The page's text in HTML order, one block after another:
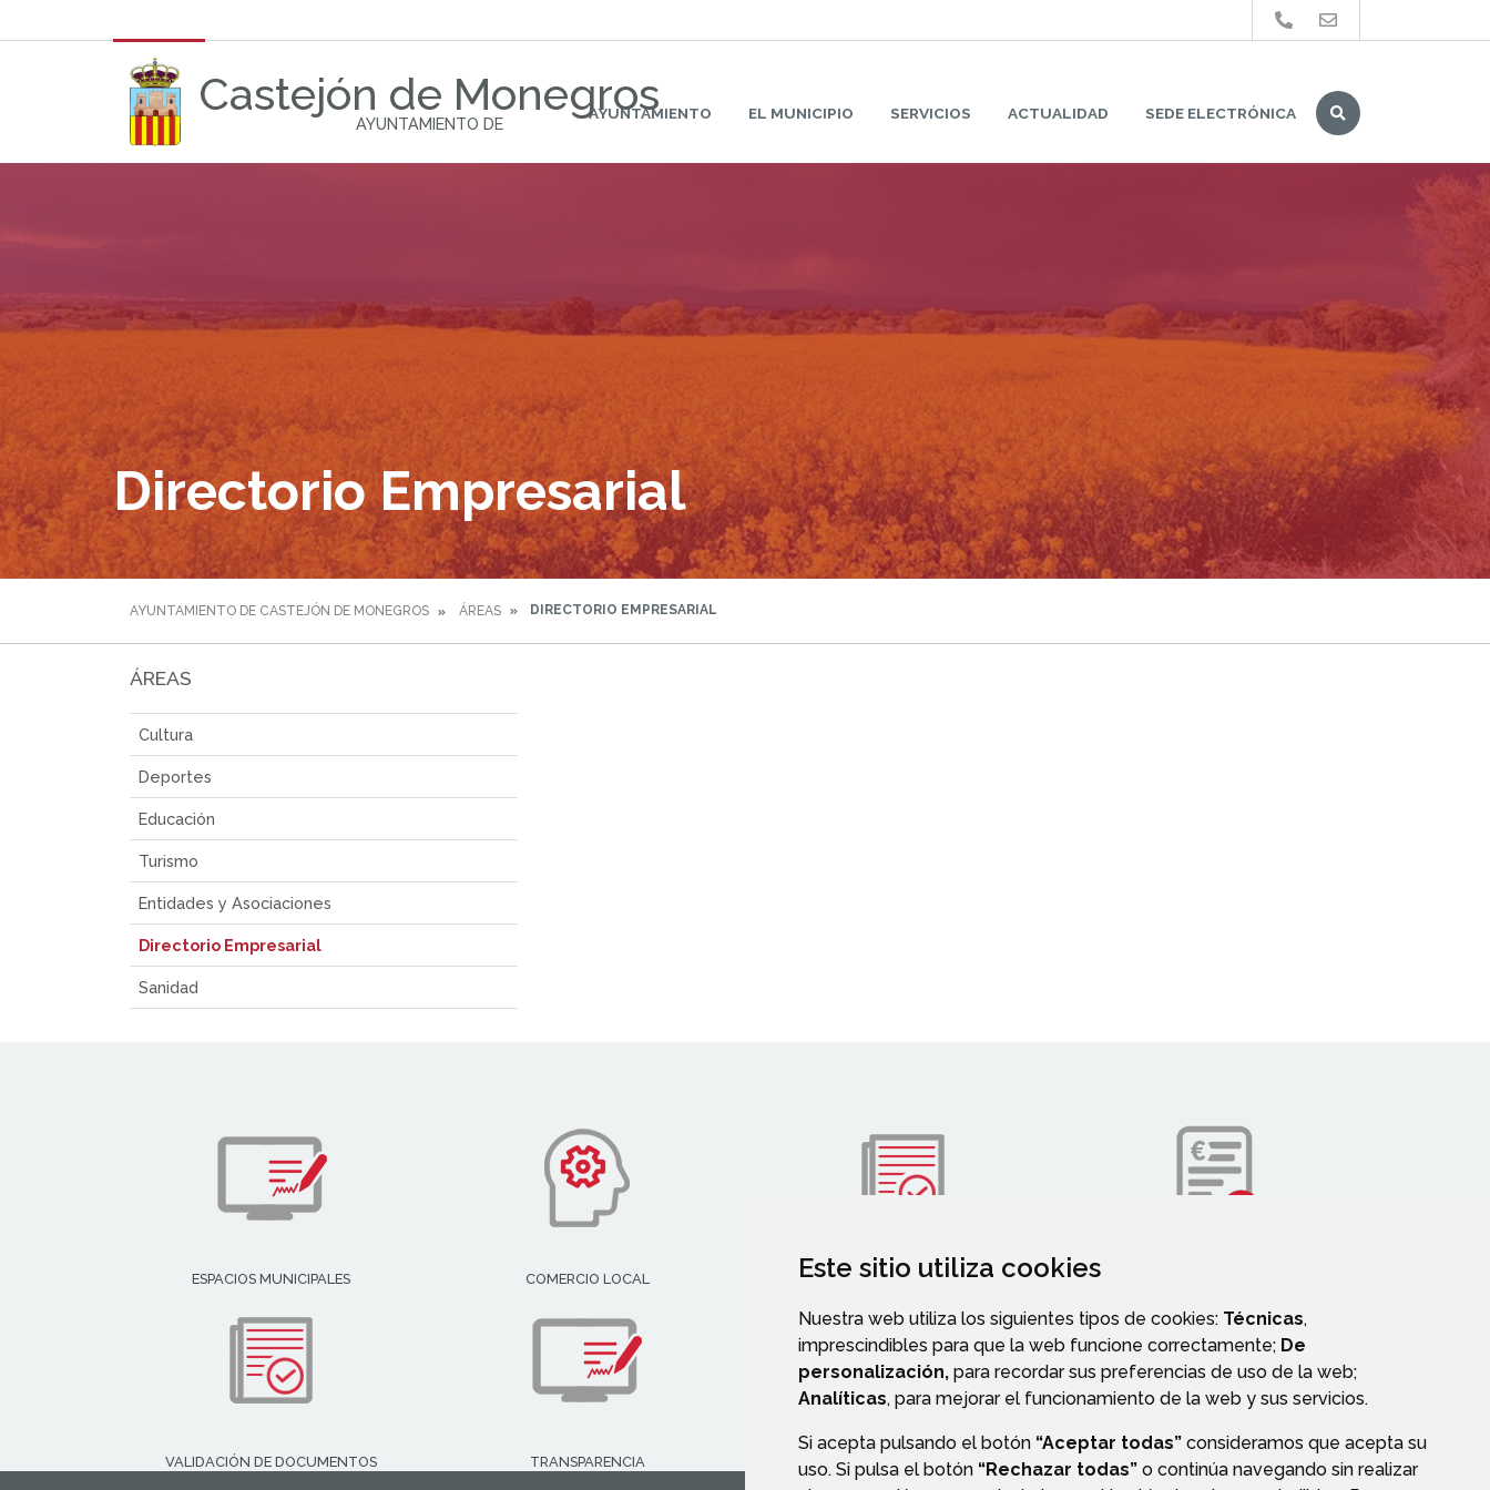
Este sitio utiliza cookies
Nuestra web utiliza los siguientes tipos de cookies: Técnicas,
imprescindibles para que la web funcione correctamente; De
personalización, para recordar sus preferencias de uso de la web;
Analíticas, para mejorar el funcionamiento de la web y sus servicios.
Si acepta pulsando el botón “Aceptar todas” consideramos que acepta su
uso. Si pulsa el botón “Rechazar todas” o continúa navegando sin realizar
Castejón de Monegros
AYUNTAMIENTO DE
AYUNTAMIENTO EL MUNICIPIO SERVICIOS ACTUALIDAD SEDE ELECTRÓNICA
Buscar
Directorio Empresarial
AYUNTAMIENTO DE CASTEJÓN DE MONEGROS ÁREAS DIRECTORIO EMPRESARIAL
ÁREAS
Cultura
Deportes
Educación
Turismo
Entidades y Asociaciones
Directorio Empresarial
Sanidad
ESPACIOS MUNICIPALES COMERCIO LOCAL SERVICIOS SOCIALES
VALIDACIÓN DE DOCUMENTOS TRANSPARENCIA PERFIL DEL CONTRATANTE